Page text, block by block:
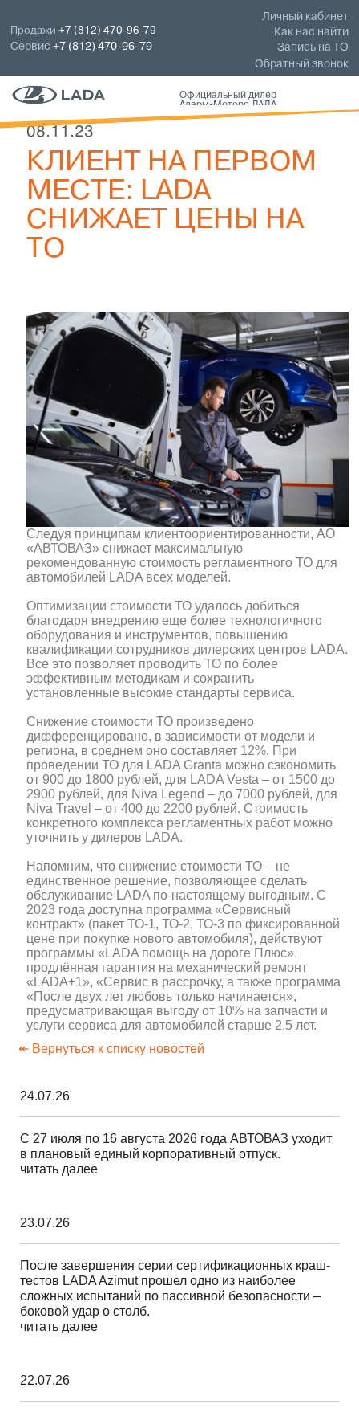
Личный кабинет
Как нас найти
Запись на ТО
Обратный звонок
Продажи+7 (812) 470-96-79
Сервис+7 (812) 470-96-79
Официальный дилер
Аларм-Моторс ЛАДА
08.11.23
КЛИЕНТ НА ПЕРВОМ
МЕСТЕ: LADA
СНИЖАЕТ ЦЕНЫ НА
ТО
Следуя принципам клиентоориентированности, АО
«АВТОВАЗ» снижает максимальную
рекомендованную стоимость регламентного ТО для
автомобилей LADA всех моделей.
Оптимизации стоимости ТО удалось добиться
благодаря внедрению еще более технологичного
оборудования и инструментов, повышению
квалификации сотрудников дилерских центров LADA.
Все это позволяет проводить ТО по более
эффективным методикам и сохранить
установленные высокие стандарты сервиса.
Снижение стоимости ТО произведено
дифференцировано, в зависимости от модели и
региона, в среднем оно составляет 12%. При
проведении ТО для LADA Granta можно сэкономить
от 900 до 1800 рублей, для LADA Vesta – от 1500 до
2900 рублей, для Niva Legend – до 7000 рублей, для
Niva Travel – от 400 до 2200 рублей. Стоимость
конкретного комплекса регламентных работ можно
уточнить у дилеров LADA.
Напомним, что снижение стоимости ТО – не
единственное решение, позволяющее сделать
обслуживание LADA по-настоящему выгодным. С
2023 года доступна программа «Сервисный
контракт» (пакет ТО-1, ТО-2, ТО-3 по фиксированной
цене при покупке нового автомобиля), действуют
программы «LADA помощь на дороге Плюс»,
продлённая гарантия на механический ремонт
«LADA+1», «Сервис в рассрочку, а также программа
«После двух лет любовь только начинается»,
предусматривающая выгоду от 10% на запчасти и
услуги сервиса для автомобилей старше 2,5 лет.
↞ Вернуться к списку новостей
24.07.26
С 27 июля по 16 августа 2026 года АВТОВАЗ уходит
в плановый единый корпоративный отпуск.
читать далее
23.07.26
После завершения серии сертификационных краш-
тестов LADA Azimut прошел одно из наиболее
сложных испытаний по пассивной безопасности –
боковой удар о столб.
читать далее
22.07.26